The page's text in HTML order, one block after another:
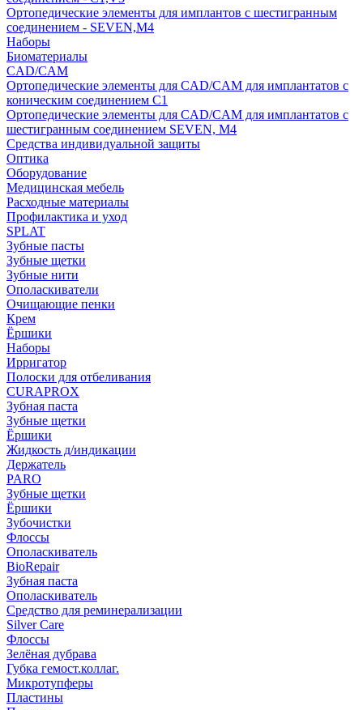
Ортопедические элементы для имплантов с шестигранным
соединением - SEVEN,M4
Наборы
Биоматериалы
CAD/CAM
Ортопедические элементы для CAD/CAM для имплантатов с
коническим соединением С1
Ортопедические элементы для CAD/CAM для имплантатов с
шестигранным соединением SEVEN, М4
Средства индивидуальной защиты
Оптика
Оборудование
Медицинская мебель
Расходные материалы
Профилактика и уход
SPLAT
Зубные пасты
Зубные щетки
Зубные нити
Ополаскиватели
Очищающие пенки
Крем
Ёршики
Наборы
Ирригатор
Полоски для отбеливания
CURAPROX
Зубная паста
Зубные щетки
Ёршики
Жидкость д/индикации
Держатель
PARO
Зубные щетки
Ёршики
Зубочистки
Флоссы
Ополаскиватель
BioRepair
Зубная паста
Ополаскиватель
Средство для реминерализации
Silver Care
Флоссы
Зелёная дубрава
Губка гемост.коллаг.
Микротупферы
Пластины